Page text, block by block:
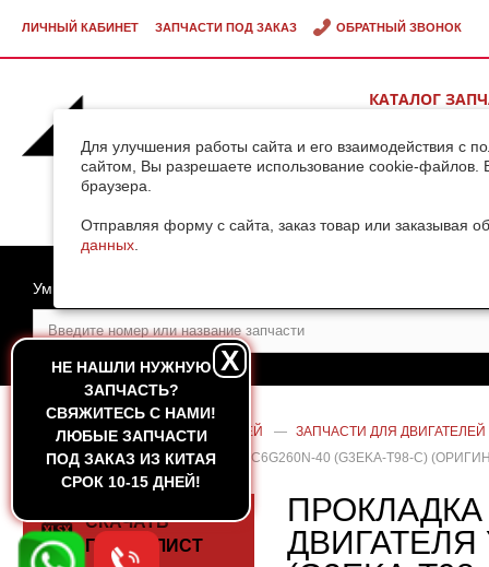
Для улучшения работы сайта и его взаимодействия с
сайтом, Вы разрешаете использование cookie-файлов.
браузера.
Отправляя форму с сайта, заказ товар или заказывая
данных
ЛИЧНЫЙ КАБИНЕТ ЗАПЧАСТИ ПОД ЗАКАЗ ОБРАТНЫЙ ЗВОНОК
КАТАЛОГ
НЕ НАШЛИ НУЖНУЮ
ЗАПЧАСТЬ?
CВЯЖИТЕСЬ С НАМИ!
ЛЮБЫЕ ЗАПЧАСТИ
ПОД ЗАКАЗ ИЗ КИТАЯ
СРОК 10-15 ДНЕЙ!
X
Умный поиск
ГЛАВНАЯ — КАТАЛОГ ЗАПЧАСТЕЙ — ЗАПЧАСТИ ДЛЯ ДВИГАТЕЛЕЙ
КОЛЛЕКТОРА ДВИГАТЕЛЯ YUCHAI YC6G260N-40 (G3EKA-T98-C)
СКАЧАТЬ
ПРАЙС-ЛИСТ
ДВИГАТЕЛЯ